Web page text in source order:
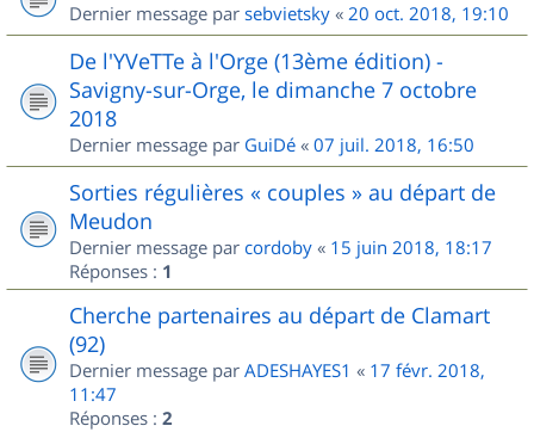
Dernier message par sebvietsky « 20 oct. 2018, 19:10
De l'YVeTTe à l'Orge (13ème édition) -
Savigny-sur-Orge, le dimanche 7 octobre
2018
Dernier message par GuiDé « 07 juil. 2018, 16:50
Sorties régulières « couples » au départ de
Meudon
Dernier message par cordoby « 15 juin 2018, 18:17
Réponses : 1
Cherche partenaires au départ de Clamart
(92)
Dernier message par ADESHAYES1 « 17 févr. 2018,
11:47
Réponses : 2